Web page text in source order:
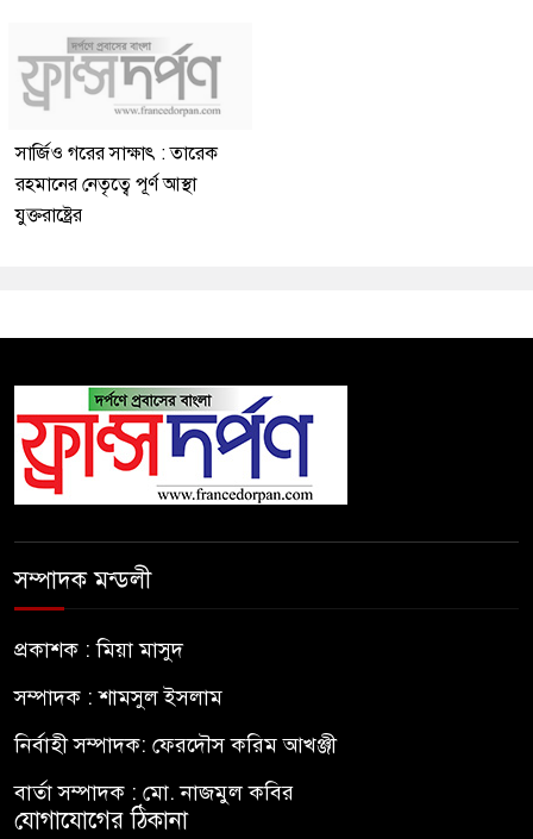
সার্জিও গরের সাক্ষাৎ : তারেক
রহমানের নেতৃত্বে পূর্ণ আস্থা
যুক্তরাষ্ট্রের
সম্পাদক মন্ডলী
প্রকাশক : মিয়া মাসুদ
সম্পাদক : শামসুল ইসলাম
নির্বাহী সম্পাদক: ফেরদৌস করিম আখঞ্জী
বার্তা সম্পাদক : মো. নাজমুল কবির
যোগাযোগের ঠিকানা